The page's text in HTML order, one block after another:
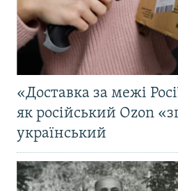
«Доставка за межі
як російський Ozon
український